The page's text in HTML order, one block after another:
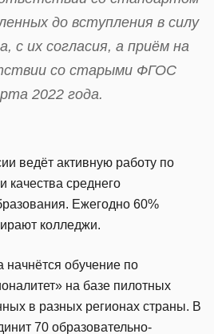
до вступления в силу
с их согласия, а приём на
со старыми ФГОС
2022 года.
ведёт активную работу по
среднего
Ежегодно 60%
колледжи.
начнётся обучение по
на базе пилотных
в разных регионах страны. В
70 образовательно-